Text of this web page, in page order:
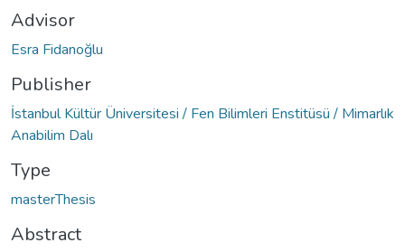
Advisor
Esra Fidanoğlu
Publisher
İstanbul Kültür Üniversitesi / Fen Bilimleri Enstitüsü / Mimarlık
Anabilim Dalı
Type
masterThesis
Abstract